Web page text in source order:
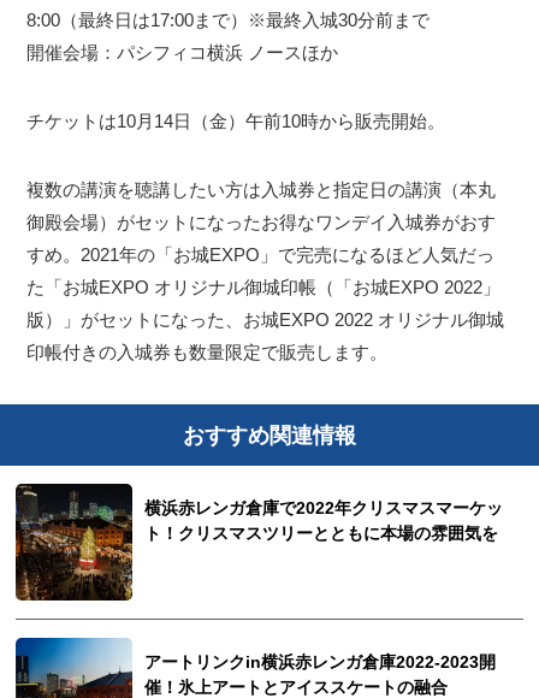
8:00（最終日は17:00まで）※最終入城30分前まで
開催会場：パシフィコ横浜 ノースほか
チケットは10月14日（金）午前10時から販売開始。
複数の講演を聴講したい方は入城券と指定日の講演（本丸
御殿会場）がセットになったお得なワンデイ入城券がおす
すめ。2021年の「お城EXPO」で完売になるほど人気だっ
た「お城EXPO オリジナル御城印帳（「お城EXPO 2022」
版）」がセットになった、お城EXPO 2022 オリジナル御城
印帳付きの入城券も数量限定で販売します。
おすすめ関連情報
横浜赤レンガ倉庫で2022年クリスマスマーケッ
ト！クリスマスツリーとともに本場の雰囲気を
アートリンクin横浜赤レンガ倉庫2022-2023開
催！氷上アートとアイススケートの融合